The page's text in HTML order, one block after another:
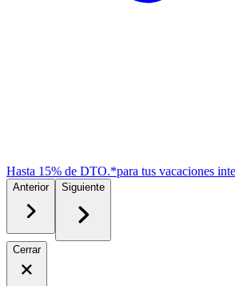
Hasta 15% de DTO.*para tus vacaciones
Anterior Siguiente
Cerrar